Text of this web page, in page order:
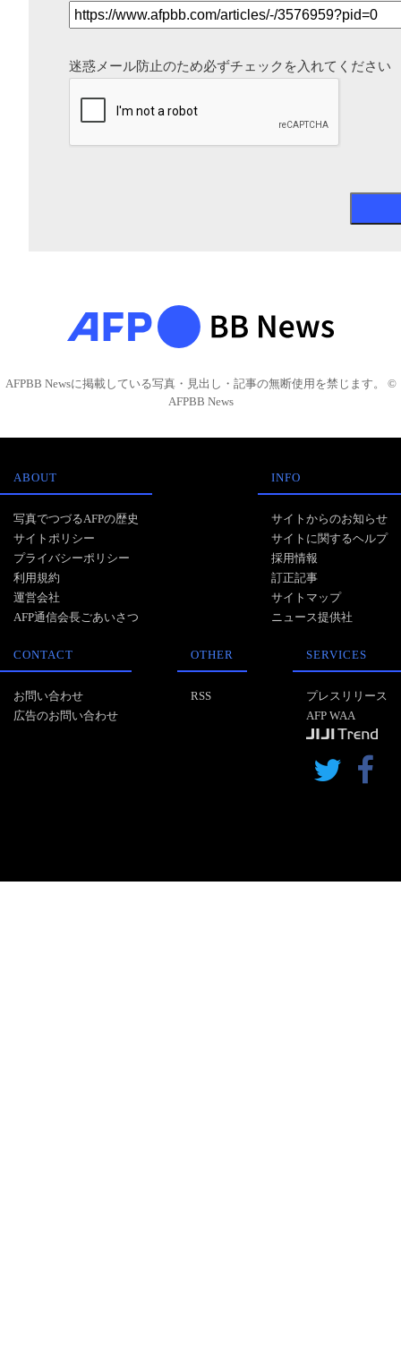
迷惑メール防止のため必ずチェックを入れてください
AFPBB Newsに掲載している写真・見出し・記事の無断使用を禁じます。 ©
AFPBB News
ABOUT
写真でつづるAFPの歴史
サイトポリシー
プライバシーポリシー
利用規約
運営会社
AFP通信会長ごあいさつ
INFO
サイトからのお知らせ
サイトに関するヘルプ
採用情報
訂正記事
サイトマップ
ニュース提供社
CONTACT
お問い合わせ
広告のお問い合わせ
OTHER
RSS
SERVICES
プレスリリース
AFP WAA